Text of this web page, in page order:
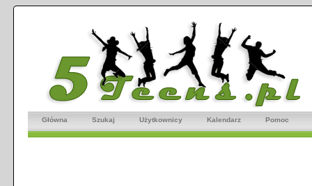
Główna Szukaj Użytkownicy Kalendarz Pomoc